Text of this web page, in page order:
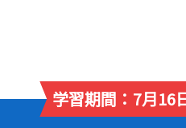
学習期間：7月16